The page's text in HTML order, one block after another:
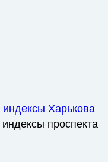
Харькова
проспекта